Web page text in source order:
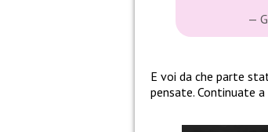
—
E voi da che parte
pensate. Continuate